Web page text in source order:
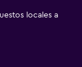
locales a